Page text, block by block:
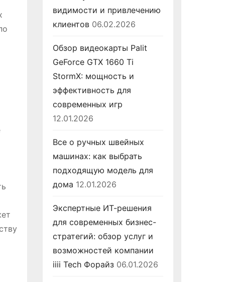
видимости и привлечению
клиентов 06.02.2026
Обзор видеокарты Palit
GeForce GTX 1660 Ti
StormX: мощность и
эффективность для
современных игр
12.01.2026
Все о ручных швейных
машинах: как выбрать
подходящую модель для
дома 12.01.2026
Экспертные ИТ-решения
для современных бизнес-
стратегий: обзор услуг и
возможностей компании
iiii Tech Форайз 06.01.2026